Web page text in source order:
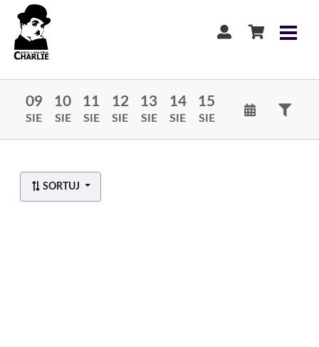
09
SIE
10
SIE
11
SIE
12
SIE
13
SIE
14
SIE
15
SIE
SORTUJ